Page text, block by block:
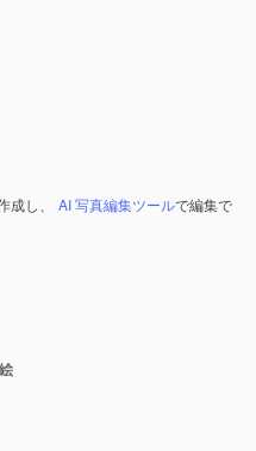
し、 AI 写真編集ツールで編集で